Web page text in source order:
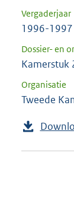
Vergaderjaar
1996-1997
Dossier- en
Kamerstuk
Organisatie
Tweede